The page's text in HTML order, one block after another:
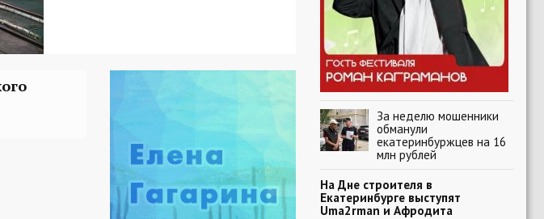
За неделю мошенники
обманули
екатеринбуржцев на 16
млн рублей
На Дне строителя в
Екатеринбурге выступят
Uma2rman и Афродита